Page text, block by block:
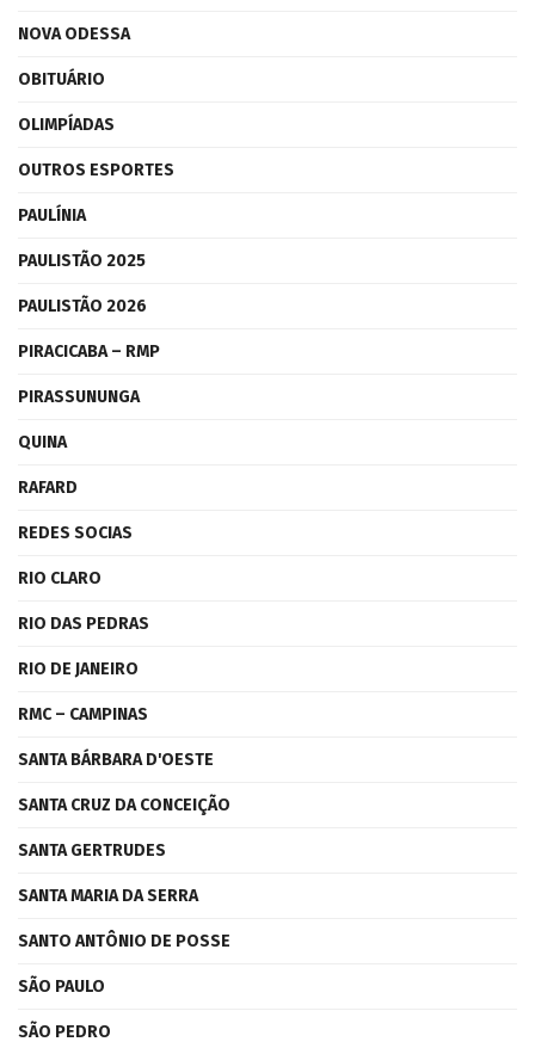
NOVA ODESSA
OBITUÁRIO
OLIMPÍADAS
OUTROS ESPORTES
PAULÍNIA
PAULISTÃO 2025
PAULISTÃO 2026
PIRACICABA – RMP
PIRASSUNUNGA
QUINA
RAFARD
REDES SOCIAS
RIO CLARO
RIO DAS PEDRAS
RIO DE JANEIRO
RMC – CAMPINAS
SANTA BÁRBARA D'OESTE
SANTA CRUZ DA CONCEIÇÃO
SANTA GERTRUDES
SANTA MARIA DA SERRA
SANTO ANTÔNIO DE POSSE
SÃO PAULO
SÃO PEDRO